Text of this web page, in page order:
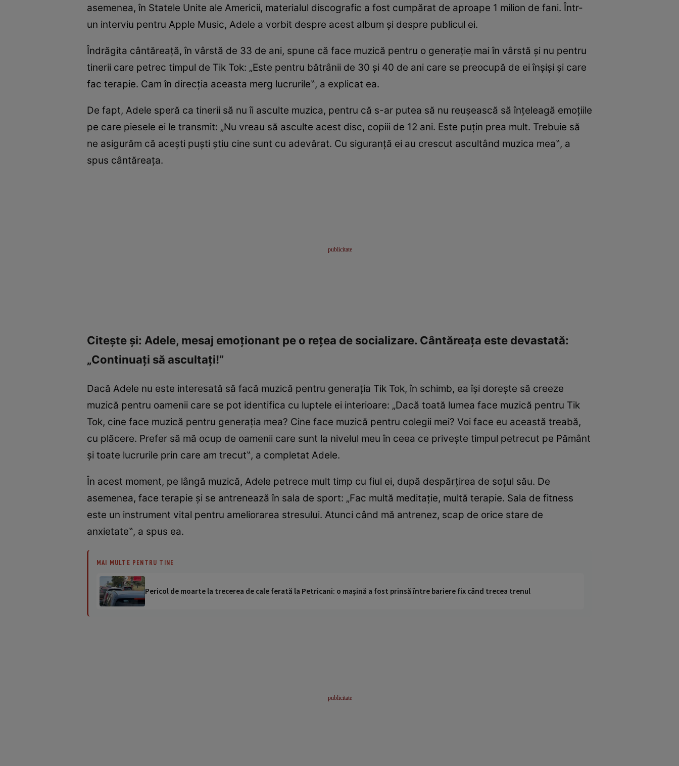
asemenea, în Statele Unite ale Americii, materialul discografic a fost cumpărat de aproape 1 milion de fani. Într-
un interviu pentru Apple Music, Adele a vorbit despre acest album şi despre publicul ei.
Îndrăgita cântăreaţă, în vârstă de 33 de ani, spune că face muzică pentru o generaţie mai în vârstă şi nu pentru
tinerii care petrec timpul de Tik Tok: „Este pentru bătrânii de 30 şi 40 de ani care se preocupă de ei înşişi şi care
fac terapie. Cam în direcţia aceasta merg lucrurile‟, a explicat ea.
De fapt, Adele speră ca tinerii să nu îi asculte muzica, pentru că s-ar putea să nu reuşească să înţeleagă emoţiile
pe care piesele ei le transmit: „Nu vreau să asculte acest disc, copiii de 12 ani. Este puţin prea mult. Trebuie să
ne asigurăm că aceşti puşti ştiu cine sunt cu adevărat. Cu siguranţă ei au crescut ascultând muzica mea‟, a
spus cântăreaţa.
Citeşte şi: Adele, mesaj emoţionant pe o reţea de socializare. Cântăreaţa este devastată:
„Continuaţi să ascultaţi!”
Dacă Adele nu este interesată să facă muzică pentru generaţia Tik Tok, în schimb, ea îşi doreşte să creeze
muzică pentru oamenii care se pot identifica cu luptele ei interioare: „Dacă toată lumea face muzică pentru Tik
Tok, cine face muzică pentru generaţia mea? Cine face muzică pentru colegii mei? Voi face eu această treabă,
cu plăcere. Prefer să mă ocup de oamenii care sunt la nivelul meu în ceea ce priveşte timpul petrecut pe Pământ
şi toate lucrurile prin care am trecut‟, a completat Adele.
În acest moment, pe lângă muzică, Adele petrece mult timp cu fiul ei, după despărţirea de soţul său. De
asemenea, face terapie şi se antrenează în sala de sport: „Fac multă meditaţie, multă terapie. Sala de fitness
este un instrument vital pentru ameliorarea stresului. Atunci când mă antrenez, scap de orice stare de
anxietate‟, a spus ea.
MAI MULTE PENTRU TINE
Pericol de moarte la trecerea de cale ferată la Petricani: o mașină a fost prinsă între bariere fix când trecea trenul